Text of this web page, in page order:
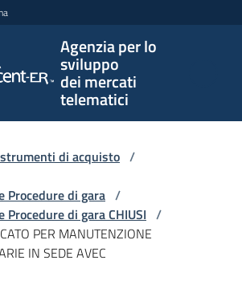
Agenzia per lo
sviluppo
dei mercati
telematici
per lo
sviluppo
telematicidi acquisto /
di gara /
di gara CHIUSI /
PER MANUTENZIONE
IN SEDE AVEC